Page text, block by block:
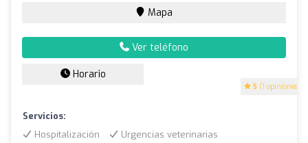
5 (1 opiniones)
Mapa
Ver teléfono
Horario
Servicios:
Hospitalización
Urgencias veterinarias